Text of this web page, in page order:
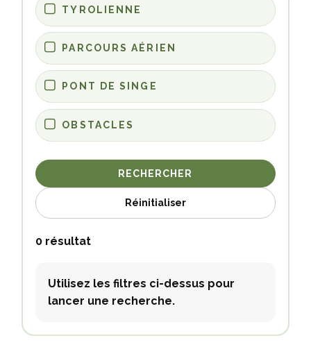
TYROLIENNE
PARCOURS AÉRIEN
PONT DE SINGE
OBSTACLES
RECHERCHER
Réinitialiser
0 résultat
Utilisez les filtres ci-dessus pour
lancer une recherche.